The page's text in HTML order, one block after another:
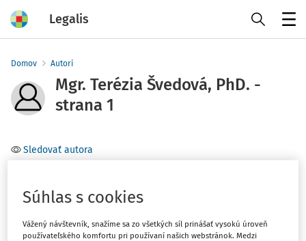
Legalis
Domov Autori
Mgr. Terézia Švedová, PhD. -
strana 1
Sledovať autora
Ústavné právo (1)
Správne právo a správne súdnictvo (1)
Súhlas s cookies
Vážený návštevník, snažíme sa zo všetkých síl prinášať vysokú úroveň
používateľského komfortu pri používaní našich webstránok. Medzi